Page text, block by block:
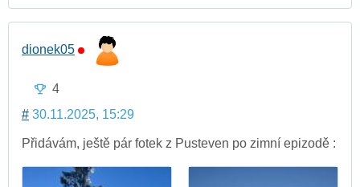
dionek05
4
# 30.11.2025, 15:29
Přidávám, ještě pár fotek z Pusteven po zimní epizodě :